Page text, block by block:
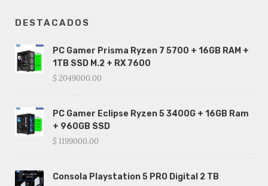
DESTACADOS
PC Gamer Prisma Ryzen 7 5700 + 16GB RAM +
1TB SSD M.2 + RX 7600
$ 2049000.00
PC Gamer Eclipse Ryzen 5 3400G + 16GB Ram
+ 960GB SSD
$ 1199000.00
Consola Playstation 5 PRO Digital 2 TB